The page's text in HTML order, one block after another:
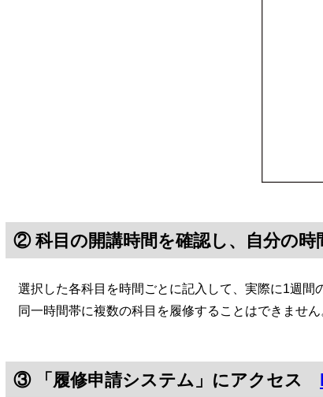
② 科目の開講時間を確認し、自分の時
選択した各科目を時間ごとに記入して、実際に1週間
同一時間帯に複数の科目を履修することはできません
③ 「履修申請システム」にアクセス